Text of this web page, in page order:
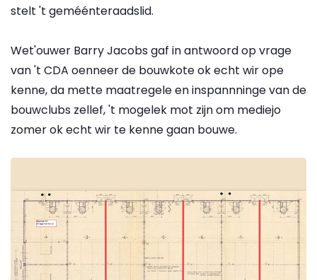
stelt 't geméénteraadslid.
Wet'ouwer Barry Jacobs gaf in antwoord op vrage
van 't CDA oenneer de bouwkote ok echt wir ope
kenne, da mette maatregele en inspannninge van de
bouwclubs zellef, 't mogelek mot zijn om mediejo
zomer ok echt wir te kenne gaan bouwe.